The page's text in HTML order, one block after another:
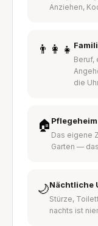
Anziehen,
👨‍👩‍👧
Beruf,
die
🏠
Das eigene
Garten —
🌙Nächtliche
Stürze,
nachts ist